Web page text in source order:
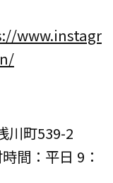
www.instagr
川町539-2
間：平日 9：